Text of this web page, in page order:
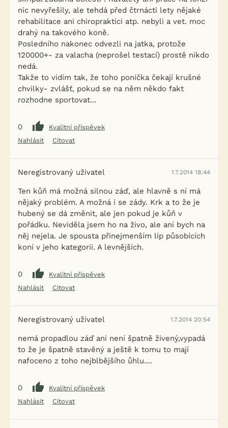
nic nevyřešily, ale tehdá před čtrnácti lety nějaké
rehabilitace ani chiropraktici atp. nebyli a vet. moc
drahý na takového koně.
Posledního nakonec odvezli na jatka, protože
120000+- za valacha (neprošel testací) prostě nikdo
nedá.
Takže to vidím tak, že toho poníčka čekají krušné
chvilky- zvlášť, pokud se na něm někdo fakt
rozhodne sportovat...
0
Kvalitní příspěvek
Nahlásit
Citovat
Neregistrovaný uživatel 1.7.2014 18:44
Ten kůň má možná silnou záď, ale hlavně s ní má
nějaký problém. A možná i se zády. Krk a to že je
hubený se dá změnit, ale jen pokud je kůň v
pořádku. Neviděla jsem ho na živo, ale ani bych na
něj nejela. Je spousta přinejmenším líp působících
koní v jeho kategorii. A levnějších.
0
Kvalitní příspěvek
Nahlásit
Citovat
Neregistrovaný uživatel 1.7.2014 20:54
nemá propadlou záď ani není špatně živený,vypadá
to že je špatně stavěný a ještě k tomu to mají
nafoceno z toho nejblbějšího ůhlu....
0
Kvalitní příspěvek
Nahlásit
Citovat